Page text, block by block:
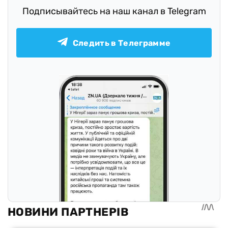
Подписывайтесь на наш канал в Telegram
Следить в Телеграмме